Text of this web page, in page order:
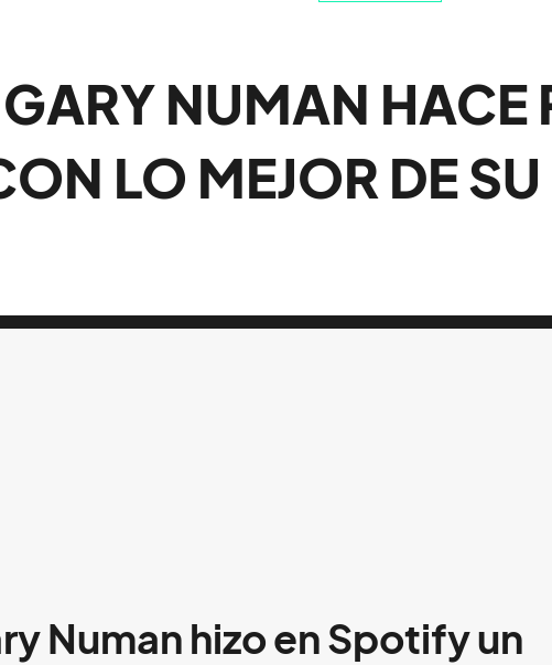
GARY NUMAN HACE
LO MEJOR DE
Numan hizo en Spotify un